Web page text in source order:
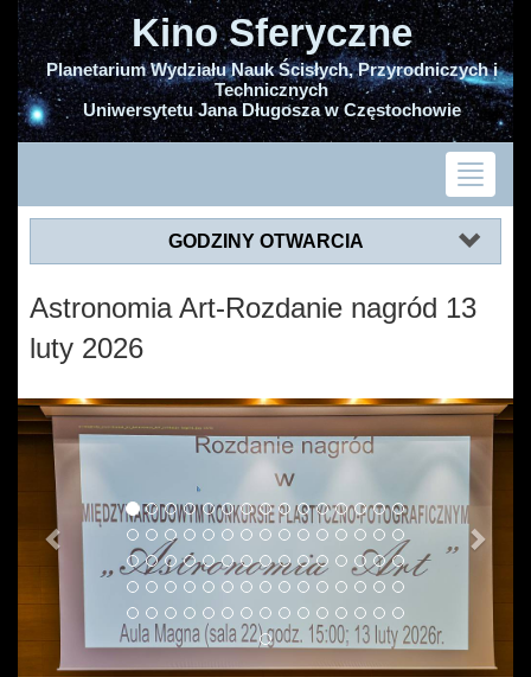
Kino Sferyczne
Planetarium Wydziału Nauk Ścisłych, Przyrodniczych i
Technicznych
Uniwersytetu Jana Długosza w Częstochowie
GODZINY OTWARCIA
Astronomia Art-Rozdanie nagród 13
luty 2026
Previous Next